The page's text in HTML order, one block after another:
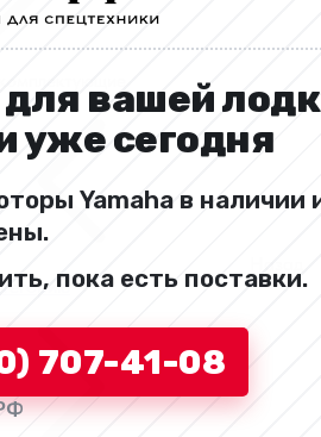
для вашей
уже сегодня
Yamaha в наличии
пока есть поставки.
707-41-08